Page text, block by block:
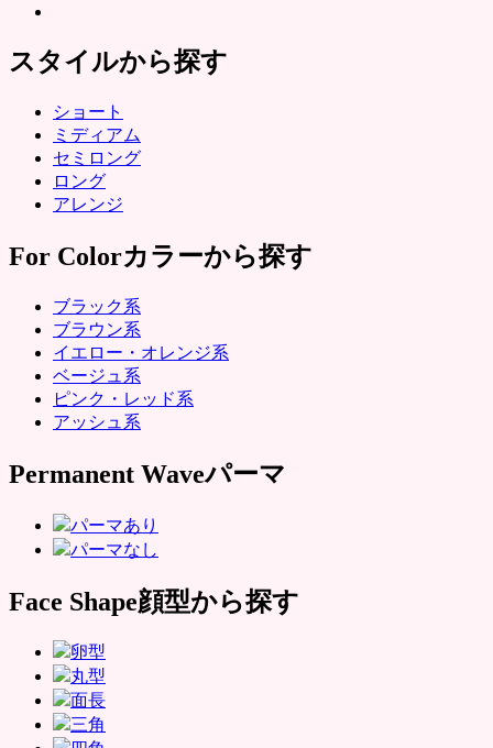
スタイルから探す
ショート
ミディアム
セミロング
ロング
アレンジ
For Colorカラーから探す
ブラック系
ブラウン系
イエロー・オレンジ系
ベージュ系
ピンク・レッド系
アッシュ系
Permanent Waveパーマ
パーマあり
パーマなし
Face Shape顔型から探す
卵型
丸型
面長
三角